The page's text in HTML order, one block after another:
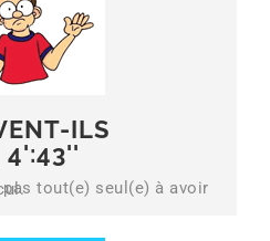
ILS
4':43''
calcul.